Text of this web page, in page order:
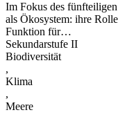
Im Fokus des
als Ökosystem: ihre
Funktion für…
Sekundarstufe II
Biodiversität
,
Klima
,
Meere